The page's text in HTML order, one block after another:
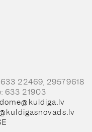
22469, 29579618
633 21903
dome@kuldiga.lv